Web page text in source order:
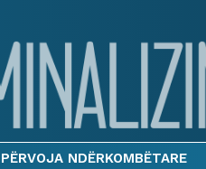
PËRVOJA NDËRKOMBËTARE